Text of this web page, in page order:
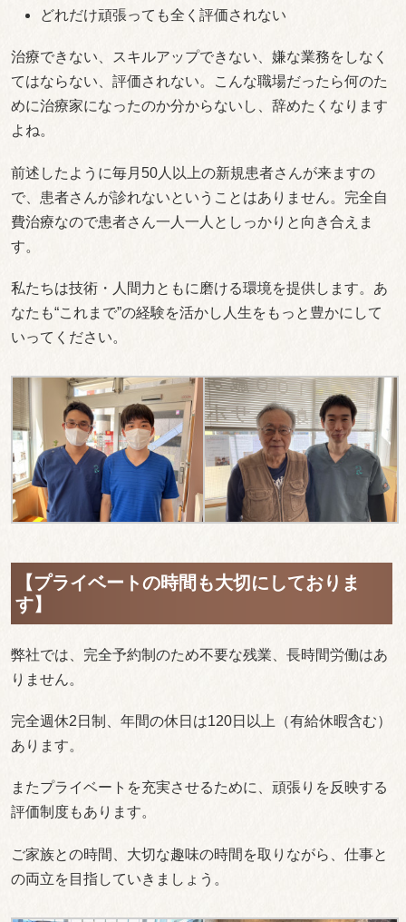
どれだけ頑張っても全く評価されない
治療できない、スキルアップできない、嫌な業務をしなく
てはならない、評価されない。こんな職場だったら何のた
めに治療家になったのか分からないし、辞めたくなります
よね。
前述したように毎月50人以上の新規患者さんが来ますの
で、患者さんが診れないということはありません。完全自
費治療なので患者さん一人一人としっかりと向き合えま
す。
私たちは技術・人間力ともに磨ける環境を提供します。あ
なたも“これまで”の経験を活かし人生をもっと豊かにして
いってください。
【プライベートの時間も大切にしておりま
す】
弊社では、完全予約制のため不要な残業、長時間労働はあ
りません。
完全週休2日制、年間の休日は120日以上（有給休暇含む）
あります。
またプライベートを充実させるために、頑張りを反映する
評価制度もあります。
ご家族との時間、大切な趣味の時間を取りながら、仕事と
の両立を目指していきましょう。